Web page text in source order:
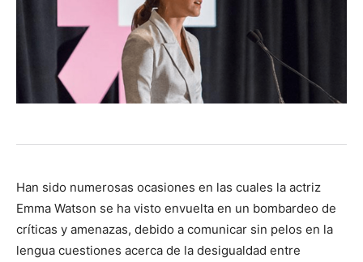
Han sido numerosas ocasiones en las cuales la actriz
Emma Watson se ha visto envuelta en un bombardeo de
críticas y amenazas, debido a comunicar sin pelos en la
lengua cuestiones acerca de la desigualdad entre